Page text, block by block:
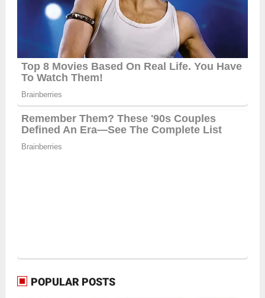
POPULAR POSTS